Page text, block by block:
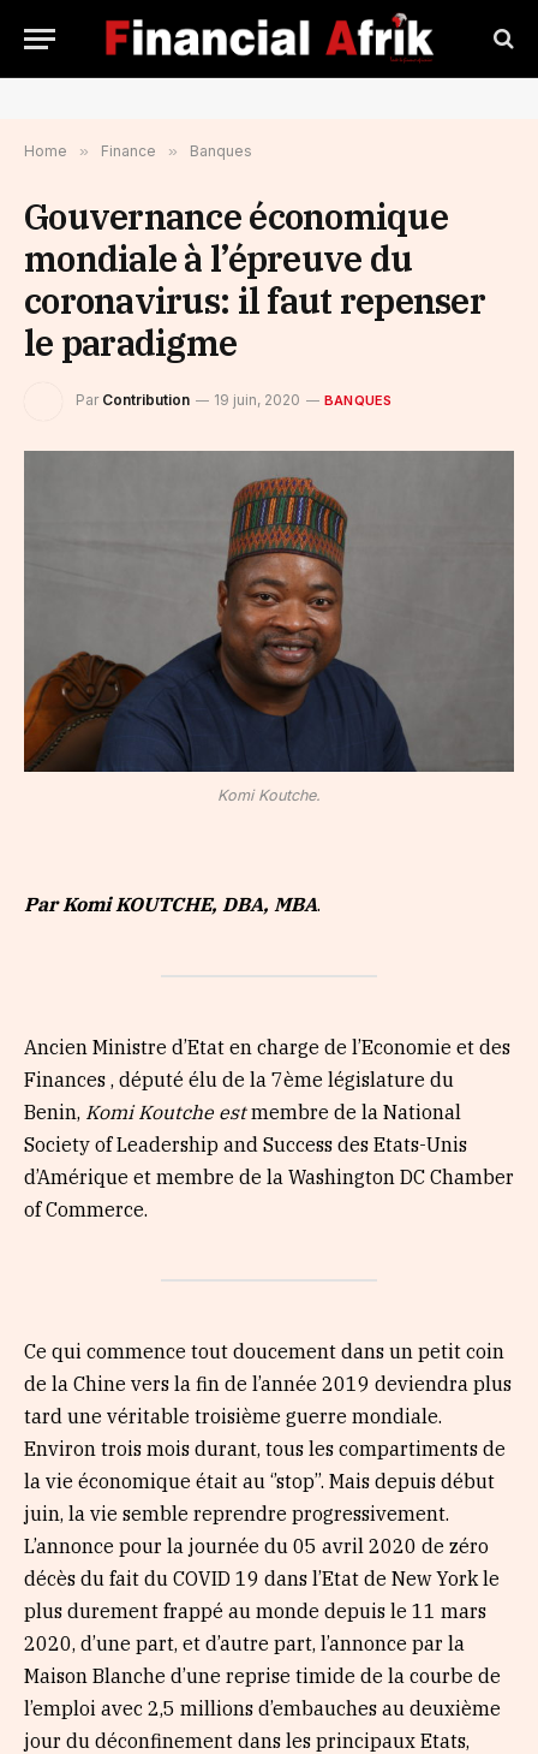
Home » Finance » Banques
Gouvernance économique
mondiale à l’épreuve du
coronavirus: il faut repenser
le paradigme
Par Contribution 19 juin, 2020 BANQUES
Komi Koutche.
Par Komi KOUTCHE, DBA, MBA.
Ancien Ministre d’Etat en charge de l’Economie et des
Finances , député élu de la 7ème législature du
Benin, Komi Koutche estmembre de la National
Society of Leadership and Success des Etats-Unis
d’Amérique et membre de la Washington DC Chamber
of Commerce.
Ce qui commence tout doucement dans un petit coin
de la Chine vers la fin de l’année 2019 deviendra plus
tard une véritable troisième guerre mondiale.
Environ trois mois durant, tous les compartiments de
la vie économique était au ‘’stop’’. Mais depuis début
juin, la vie semble reprendre progressivement.
L’annonce pour la journée du 05 avril 2020 de zéro
décès du fait du COVID 19 dans l’Etat de New York le
plus durement frappé au monde depuis le 11 mars
2020, d’une part, et d’autre part, l’annonce par la
Maison Blanche d’une reprise timide de la courbe de
l’emploi avec 2,5 millions d’embauches au deuxième
jour du déconfinement dans les principaux Etats,